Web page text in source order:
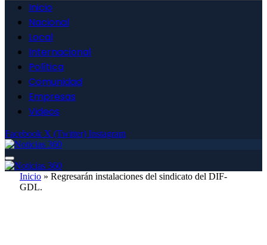
Inicio
Nacional
Local
Internacional
Política
Comunidad
Empresas
Videos
Facebook X (Twitter) Instagram
Inicio » Regresarán instalaciones del sindicato del DIF-
GDL.